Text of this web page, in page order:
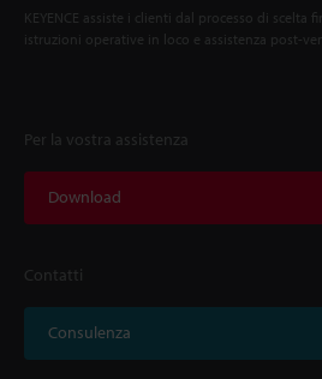
KEYENCE assiste i clienti dal processo di scelta
istruzioni operative in loco e assistenza post-
Per la vostra assistenza
Download
Contatti
Consulenza